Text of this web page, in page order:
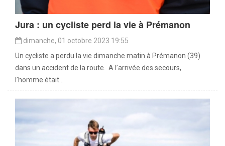
Jura : un cycliste perd la vie à Prémanon
dimanche, 01 octobre 2023 19:55
Un cycliste a perdu la vie dimanche matin à Prémanon (39)
dans un accident de la route. A l’arrivée des secours,
l’homme était...